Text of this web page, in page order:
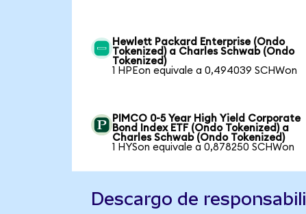
Hewlett Packard Enterprise (Ondo
Tokenized) a Charles Schwab (Ondo
Tokenized)
1 HPEon equivale a 0,494039 SCHWon
PIMCO 0-5 Year High Yield Corporate
Bond Index ETF (Ondo Tokenized) a
Charles Schwab (Ondo Tokenized)
1 HYSon equivale a 0,878250 SCHWon
Descargo de